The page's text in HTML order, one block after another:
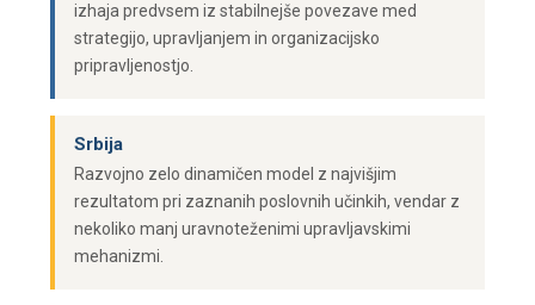
izhaja predvsem iz stabilnejše povezave med
strategijo, upravljanjem in organizacijsko
pripravljenostjo.
Srbija
Razvojno zelo dinamičen model z najvišjim
rezultatom pri zaznanih poslovnih učinkih, vendar z
nekoliko manj uravnoteženimi upravljavskimi
mehanizmi.